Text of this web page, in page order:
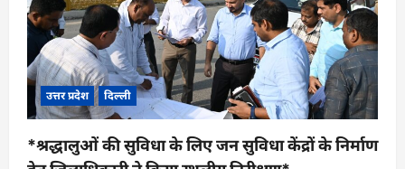
उत्तर प्रदेश दिल्ली
*श्रद्धालुओं की सुविधा के लिए जन सुविधा केंद्रों के निर्माण